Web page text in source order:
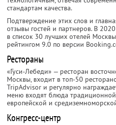
стандартам качества.
Подтверждение этих слов и
отзывы гостей и партнеров. В
в список 30 лучших отелей
рейтингом 9.0 по версии
Рестораны
«Гуси-Лебеди» — ресторан
Москвы, входит в топ-50
TripAdvisor и регулярно
меню входят блюда
европейской и
Конгресс-центр